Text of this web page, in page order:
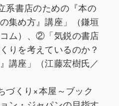
書店のための『本の
集め方』講座」（鎌垣
ム）、②「気鋭の書店
りを考えているのか？
講座」（江藤宏樹氏／
くり×本屋～ブック